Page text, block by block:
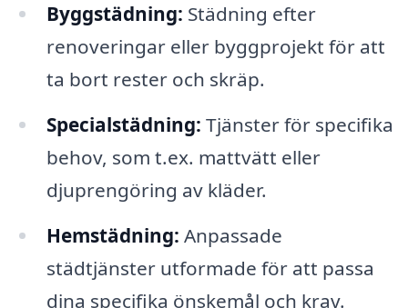
Byggstädning: Städning efter
renoveringar eller byggprojekt för att
ta bort rester och skräp.
Specialstädning: Tjänster för specifika
behov, som t.ex. mattvätt eller
djuprengöring av kläder.
Hemstädning: Anpassade
städtjänster utformade för att passa
dina specifika önskemål och krav.